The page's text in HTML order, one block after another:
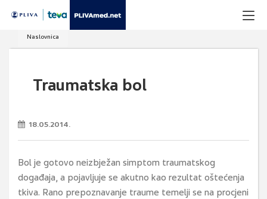
Naslovnica
Traumatska bol
18.05.2014.
Bol je gotovo neizbježan simptom traumatskog
događaja, a pojavljuje se akutno kao rezultat oštećenja
tkiva. Rano prepoznavanje traume temelji se na procjeni